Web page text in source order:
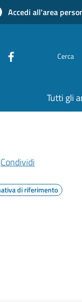
Accedi all'area
Cerca
Tutti gli
Condividi
di riferimento